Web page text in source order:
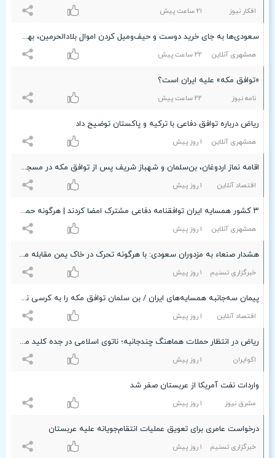
افکار نیوز ۲۱ ساعت پيش
سعودی‌ها به جای خرید دوست و حیف‌ومیل کردن اموال بلادالحرمین، بهتر است برای دفاع از مسجدالاقصی در برابر رژیم صهیونیستی ائتلاف تشکیل دهد
همشهری آنلاین ۲۲ ساعت پيش
«توافق مکه» علیه ایران است؟
نامه نیوز ۲۲ ساعت پيش
ریاض درباره توافق دفاعی با ترکیه و پاکستان توضیح داد
همشهری آنلاین ۱ روز پیش
اقامه نماز اردوغان، بن‌سلمان و شهباز شریف پس از توافق مکه در مسجدالحرام + عکس
اقتصاد آنلاین ۱ روز پیش
۳ کشور همسایه ایران توافقنامه دفاعی مشترک امضا کردند | هرگونه حمله مسلحانه علیه هر یک از سه کشور، حمله به هر سه کشور تلقی می‌شود
همشهری آنلاین ۱ روز پیش
هشدار صنعاء به مزدوران سعودی: با هرگونه تحرک در خاک یمن مقابله می‌کنیم
خبرگزاری تسنیم ۱ روز پیش
پیمان سه‌جانبه همسایه‌های ایران / بن سلمان توافق مکه را به کرسی نشاند
اقتصاد آنلاین ۱ روز پیش
ریاض در انتظار حملات هماهنگ چندجانبه؛ ناتوی اسلامی در جده کلید می‌خورد؟
اکوایران ۱ روز پیش
واردات نفت آمریکا از عربستان صفر شد
مشرق نیوز ۱ روز پیش
درخواست عامری برای تعویق عملیات انتقام‌جویانه علیه عربستان
خبرگزاری تسنیم ۱ روز پیش